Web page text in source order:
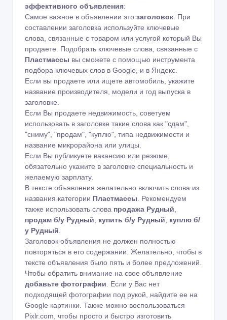
эффективного объявления:
Самое важное в объявлении это заголовок . При
составлении заголовка используйте ключевые
слова, связанные с товаром или услугой который Вы
продаете. Подобрать ключевые слова, связанные с
Пластмассы вы сможете с помощью инструмента
подбора ключевых слов в Google
и в Яндекс
Если вы продаете или ищете автомобиль, укажите
название производителя, модели и год выпуска в
заголовке.
Если Вы продаете недвижимость, советуем
использовать в заголовке такие слова как "сдам",
"сниму", "продам", "куплю", типа недвижимости и
название микрорайона или улицы.
Если Вы публикуете вакансию или резюме,
обязательно укажите в заголовке специальность и
желаемую зарплату.
В тексте объявления желательно включить слова из
названия категории Пластмассы . Рекомендуем
также использовать слова продажа Рудный
продам б/у Рудный
купить б/у Рудный
куплю б/
у Рудный
Заголовок объявления не должен полностью
повторяться в его содержании. Желательно, чтобы в
тексте объявления было пять и более предложений.
Чтобы обратить внимание на свое объявление
добавьте фотографии . Если у Вас нет
подходящей фотографии под рукой, найдите ее на
Google картинки . Также можно воспользоваться
Pixlr.com , чтобы просто и быстро изготовить